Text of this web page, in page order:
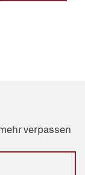
verpassen